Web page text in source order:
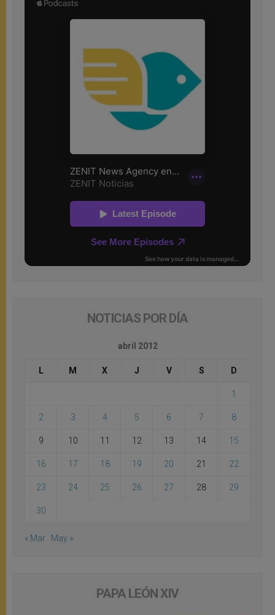
NOTICIAS POR DÍA
abril 2012
L M X J V S D
1
2 3 4 5 6 7 8
9 10 11 12 13 14 15
16 17 18 19 20 21 22
23 24 25 26 27 28 29
30
« Mar May »
PAPA LEÓN XIV